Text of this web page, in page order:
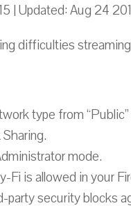
| Updated: Aug 24
difficulties
type from “Public”
mode.
Fi is allowed in your
party security blocks